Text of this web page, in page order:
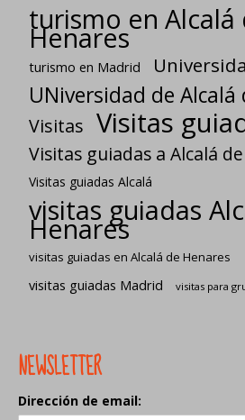
turismo en Alcalá
Henares
turismo en Madrid
UNiversidad de Alcalá
Visitas Visitas
Visitas guiadas a Alcalá
Visitas guiadas Alcalá
visitas guiadas
Henares
visitas guiadas en Alcalá de Henares
visitas guiadas Madrid visitas para
NEWSLETTER
Dirección de email: